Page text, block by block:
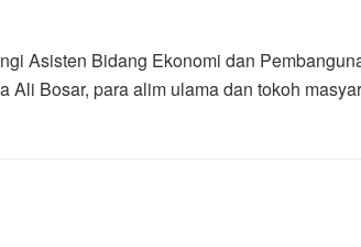
Asisten Bidang Ekonomi dan
Bosar, para alim ulama dan tokoh